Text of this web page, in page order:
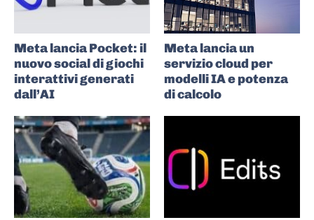
Meta lancia Pocket: il
nuovo social di giochi
interattivi generati
dall’AI
Meta lancia un
servizio cloud per
modelli IA e potenza
di calcolo